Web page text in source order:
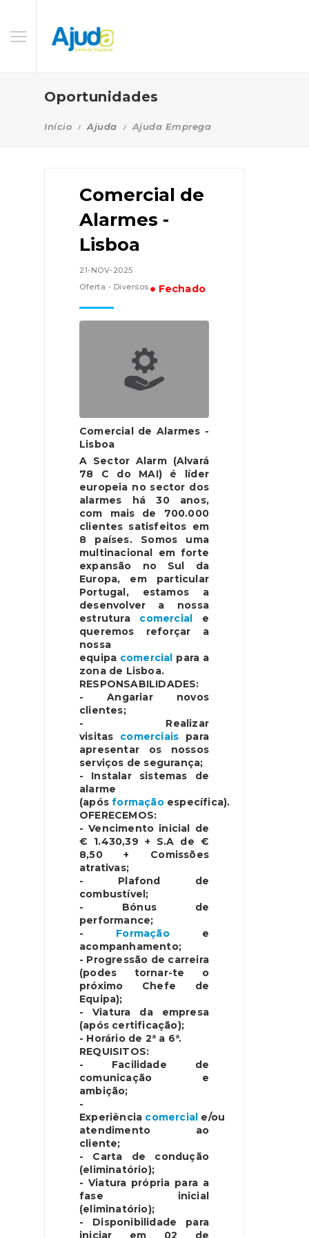
Oportunidades
Início Ajuda Ajuda Emprega
Comercial de
Alarmes -
Lisboa
21-NOV-2025
Oferta - Diversos ● Fechado
Comercial de Alarmes -
Lisboa
A Sector Alarm (Alvará
78 C do MAI) é líder
europeia no sector dos
alarmes há 30 anos,
com mais de 700.000
clientes satisfeitos em
8 países. Somos uma
multinacional em forte
expansão no Sul da
Europa, em particular
Portugal, estamos a
desenvolver a nossa
estrutura comercial e
queremos reforçar a
nossa
equipa comercial para a
zona de Lisboa.
RESPONSABILIDADES:
- Angariar novos
clientes;
- Realizar
visitas comerciais para
apresentar os nossos
serviços de segurança;
- Instalar sistemas de
alarme
(apósformaçãoespecífica).
OFERECEMOS:
- Vencimento inicial de
€ 1.430,39 + S.A de €
8,50 + Comissões
atrativas;
- Plafond de
combustível;
- Bónus de
performance;
- Formaçãoe
acompanhamento;
- Progressão de carreira
(podes tornar-te o
próximo Chefe de
Equipa);
- Viatura da empresa
(após certificação);
- Horário de 2ª a 6ª.
REQUISITOS:
- Facilidade de
comunicação e
ambição;
-
Experiência comercial e/ou
atendimento ao
cliente;
- Carta de condução
(eliminatório);
- Viatura própria para a
fase inicial
(eliminatório);
- Disponibilidade para
iniciar em 02 de